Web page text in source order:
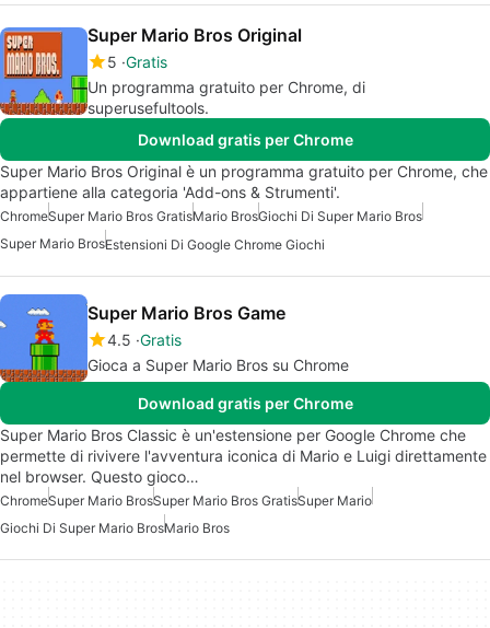
Super Mario Bros Original
5 Gratis
Un programma gratuito per Chrome, di
superusefultools.
Download gratis per Chrome
Super Mario Bros Original è un programma gratuito per Chrome, che
appartiene alla categoria 'Add-ons & Strumenti'.
ChromeSuper Mario Bros GratisMario BrosGiochi Di Super Mario Bros
Super Mario BrosEstensioni Di Google Chrome Giochi
Super Mario Bros Game
4.5 Gratis
Gioca a Super Mario Bros su Chrome
Download gratis per Chrome
Super Mario Bros Classic è un'estensione per Google Chrome che
permette di rivivere l'avventura iconica di Mario e Luigi direttamente
nel browser. Questo gioco…
ChromeSuper Mario BrosSuper Mario Bros GratisSuper Mario
Giochi Di Super Mario BrosMario Bros